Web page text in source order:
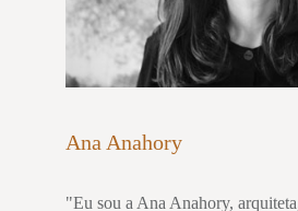
Ana Anahory
"Eu sou a Ana Anahory,